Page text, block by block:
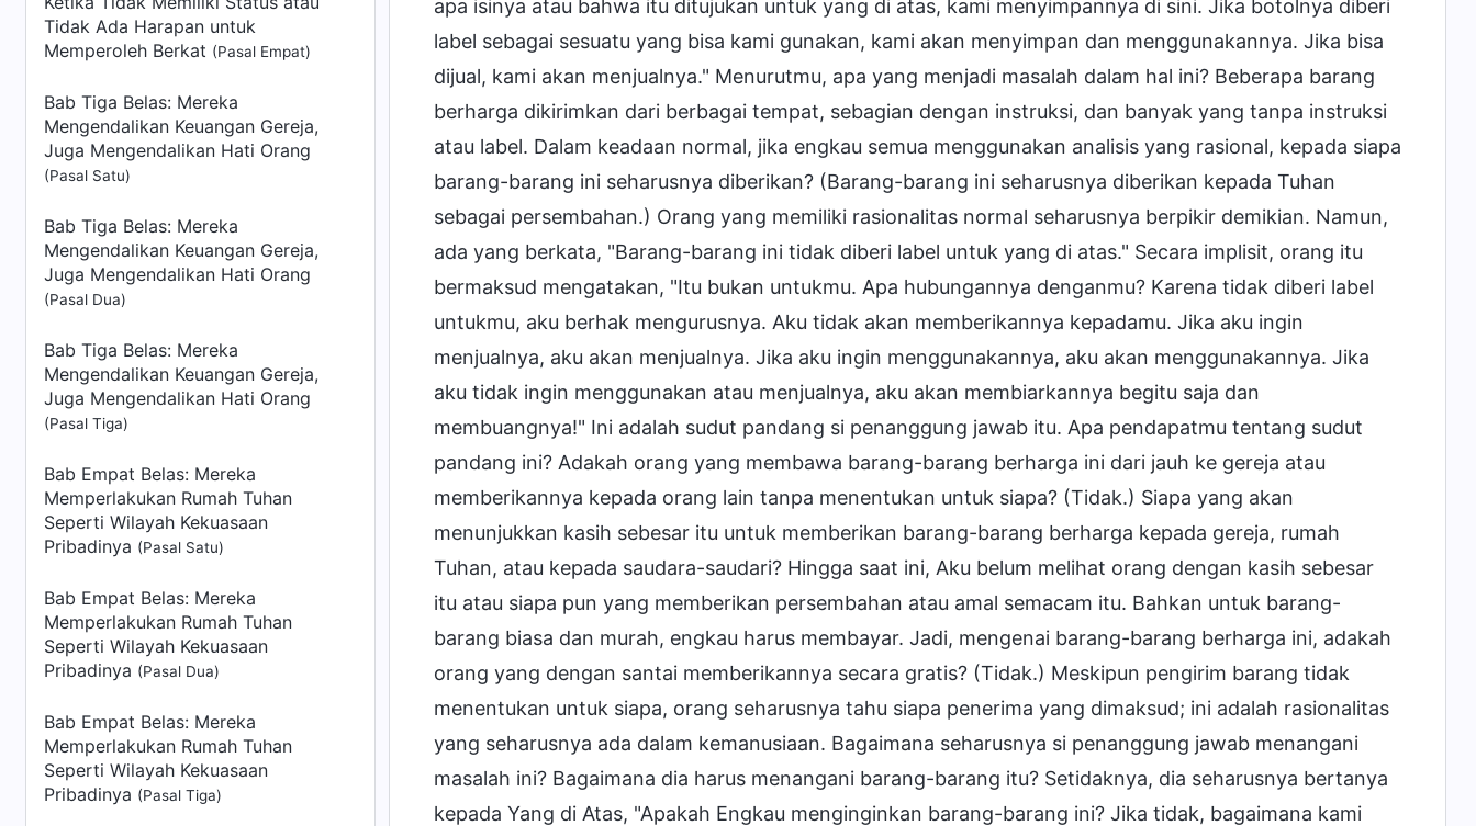
Tidak Ada Harapan untuk
Memperoleh Berkat (Pasal Empat)
Bab Tiga Belas: Mereka
Mengendalikan Keuangan Gereja,
Juga Mengendalikan Hati Orang
(Pasal Satu)
Bab Tiga Belas: Mereka
Mengendalikan Keuangan Gereja,
Juga Mengendalikan Hati Orang
(Pasal Dua)
Bab Tiga Belas: Mereka
Mengendalikan Keuangan Gereja,
Juga Mengendalikan Hati Orang
(Pasal Tiga)
Bab Empat Belas: Mereka
Memperlakukan Rumah Tuhan
Seperti Wilayah Kekuasaan
Pribadinya (Pasal Satu)
Bab Empat Belas: Mereka
Memperlakukan Rumah Tuhan
Seperti Wilayah Kekuasaan
Pribadinya (Pasal Dua)
Bab Empat Belas: Mereka
Memperlakukan Rumah Tuhan
Seperti Wilayah Kekuasaan
Pribadinya (Pasal Tiga)
apa isinya atau bahwa itu ditujukan untuk yang di atas, kami menyimpannya di sini. Jika botolnya diberi
label sebagai sesuatu yang bisa kami gunakan, kami akan menyimpan dan menggunakannya. Jika bisa
dijual, kami akan menjualnya." Menurutmu, apa yang menjadi masalah dalam hal ini? Beberapa barang
berharga dikirimkan dari berbagai tempat, sebagian dengan instruksi, dan banyak yang tanpa instruksi
atau label. Dalam keadaan normal, jika engkau semua menggunakan analisis yang rasional, kepada siapa
barang-barang ini seharusnya diberikan? (Barang-barang ini seharusnya diberikan kepada Tuhan
sebagai persembahan.) Orang yang memiliki rasionalitas normal seharusnya berpikir demikian. Namun,
ada yang berkata, "Barang-barang ini tidak diberi label untuk yang di atas." Secara implisit, orang itu
bermaksud mengatakan, "Itu bukan untukmu. Apa hubungannya denganmu? Karena tidak diberi label
untukmu, aku berhak mengurusnya. Aku tidak akan memberikannya kepadamu. Jika aku ingin
menjualnya, aku akan menjualnya. Jika aku ingin menggunakannya, aku akan menggunakannya. Jika
aku tidak ingin menggunakan atau menjualnya, aku akan membiarkannya begitu saja dan
membuangnya!" Ini adalah sudut pandang si penanggung jawab itu. Apa pendapatmu tentang sudut
pandang ini? Adakah orang yang membawa barang-barang berharga ini dari jauh ke gereja atau
memberikannya kepada orang lain tanpa menentukan untuk siapa? (Tidak.) Siapa yang akan
menunjukkan kasih sebesar itu untuk memberikan barang-barang berharga kepada gereja, rumah
Tuhan, atau kepada saudara-saudari? Hingga saat ini, Aku belum melihat orang dengan kasih sebesar
itu atau siapa pun yang memberikan persembahan atau amal semacam itu. Bahkan untuk barang-
barang biasa dan murah, engkau harus membayar. Jadi, mengenai barang-barang berharga ini, adakah
orang yang dengan santai memberikannya secara gratis? (Tidak.) Meskipun pengirim barang tidak
menentukan untuk siapa, orang seharusnya tahu siapa penerima yang dimaksud; ini adalah rasionalitas
yang seharusnya ada dalam kemanusiaan. Bagaimana seharusnya si penanggung jawab menangani
masalah ini? Bagaimana dia harus menangani barang-barang itu? Setidaknya, dia seharusnya bertanya
kepada Yang di Atas, "Apakah Engkau menginginkan barang-barang ini? Jika tidak, bagaimana kami